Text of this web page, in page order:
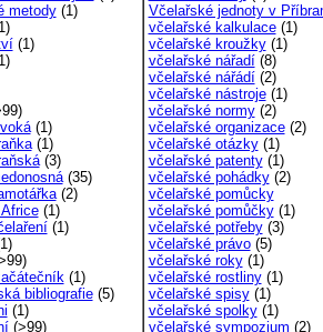
metody(1)
(1)
(1)
(1)
(3)
(35)
(2)
(1)
(1)
(1)
bibliografie(5)
(1)
(>99)
Včelařské jednoty v
včelařské kalkulace(1)
včelařské kroužky(1)
včelařské nářadí(8)
včelařské nářádí(2)
včelařské nástroje(1)
včelařské normy(2)
včelařské organizace(2)
včelařské otázky(1)
včelařské patenty(1)
včelařské pohádky(2)
včelařské pomůcky
včelařské pomůčky(1)
včelařské potřeby(3)
včelařské právo(5)
včelařské roky(1)
včelařské rostliny(1)
včelařské spisy(1)
včelařské spolky(1)
včelařské sympozium (2)